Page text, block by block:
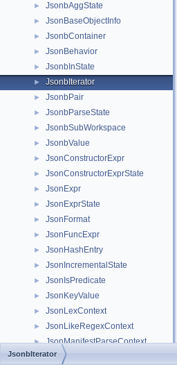
► JsonbAggState
► JsonBaseObjectInfo
► JsonbContainer
► JsonBehavior
► JsonbInState
► JsonbIterator
► JsonbPair
► JsonbParseState
► JsonbSubWorkspace
► JsonbValue
► JsonConstructorExpr
► JsonConstructorExprState
► JsonExpr
► JsonExprState
► JsonFormat
► JsonFuncExpr
► JsonHashEntry
► JsonIncrementalState
► JsonIsPredicate
► JsonKeyValue
► JsonLexContext
► JsonLikeRegexContext
► JsonManifestParseContext
► JsonManifestParseIncrementalState
JsonbIterator